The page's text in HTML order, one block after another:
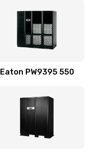
Eaton PW9395 550